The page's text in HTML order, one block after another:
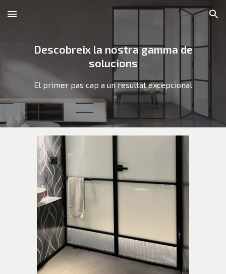
Skip to main content Skip to navigation
Descobreix la nostra gamma de
solucions
El primer pas cap a un resultat excepcional